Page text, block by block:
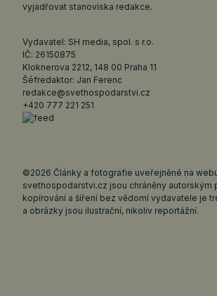
vyjadřovat stanoviska redakce.
Vydavatel: SH media, spol. s r.o.
IČ: 26150875
Kloknerova 2212, 148 00 Praha 11
Šéfredaktor: Jan Ferenc
redakce@svethospodarstvi.cz
+420 777 221 251
©2026 Články a fotografie uveřejněné na
svethospodarstvi.cz jsou chráněny autorským
kopírování a šíření bez vědomí vydavatele je
a obrázky jsou ilustrační, nikoliv reportážní.